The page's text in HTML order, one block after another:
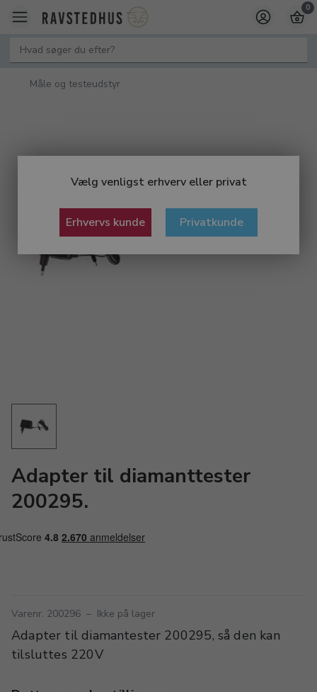
Vælg venligst erhverv eller privat
Erhvervs kunde Privatkunde
0
Måle og testeudstyr
Adapter til diamanttester
200295.
Varenr. 200296 – Ikke på lager
Adapter til diamantester 200295, så den kan
tilsluttes 220V